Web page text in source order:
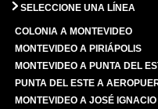
SELECCIONE UNA LÍNEA
COLONIA A MONTEVIDEO
MONTEVIDEO A PIRIÁPOLIS
MONTEVIDEO A PUNTA DEL
PUNTA DEL ESTE A
MONTEVIDEO A JOSÉ IGNACIO